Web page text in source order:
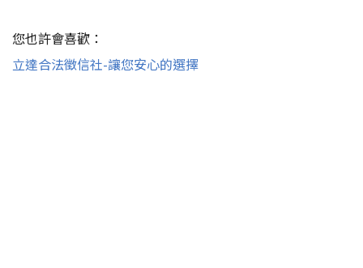
您也許會喜歡：
立達合法徵信社-讓您安心的選擇